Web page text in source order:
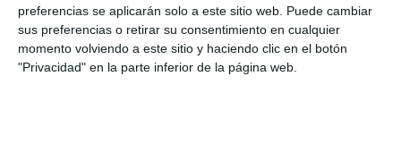
preferencias se aplicarán solo a este sitio web. Puede cambiar
sus preferencias o retirar su consentimiento en cualquier
momento volviendo a este sitio y haciendo clic en el botón
"Privacidad" en la parte inferior de la página web.